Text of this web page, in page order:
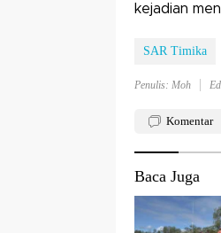
kejadian
SAR Timika
Penulis: Moh
Komentar
Baca Juga